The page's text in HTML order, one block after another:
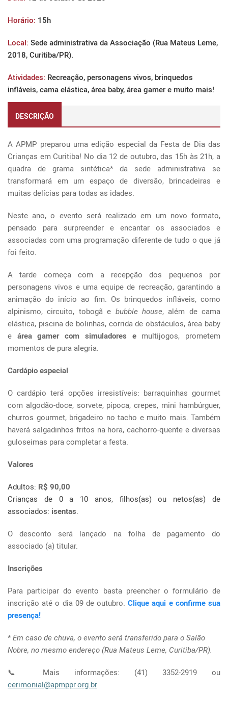
Horário: 15h
Local: Sede administrativa da Associação (Rua Mateus Leme,
2018, Curitiba/PR).
Atividades: Recreação, personagens vivos, brinquedos
infláveis, cama elástica, área baby, área gamer e muito mais!
DESCRIÇÃO
A APMP preparou uma edição especial da Festa de Dia das
Crianças em Curitiba! No dia 12 de outubro, das 15h às 21h, a
quadra de grama sintética* da sede administrativa se
transformará em um espaço de diversão, brincadeiras e
muitas delícias para todas as idades.
Neste ano, o evento será realizado em um novo formato,
pensado para surpreender e encantar os associados e
associadas com uma programação diferente de tudo o que já
foi feito.
A tarde começa com a recepção dos pequenos por
personagens vivos e uma equipe de recreação, garantindo a
animação do início ao fim. Os brinquedos infláveis, como
alpinismo, circuito, tobogã e bubble house, além de cama
elástica, piscina de bolinhas, corrida de obstáculos, área baby
e área gamer com simuladores e multijogos, prometem
momentos de pura alegria.
Cardápio especial
O cardápio terá opções irresistíveis: barraquinhas gourmet
com algodão-doce, sorvete, pipoca, crepes, mini hambúrguer,
churros gourmet, brigadeiro no tacho e muito mais. Também
haverá salgadinhos fritos na hora, cachorro-quente e diversas
guloseimas para completar a festa.
Valores
Adultos: R$ 90,00
Crianças de 0 a 10 anos, filhos(as) ou netos(as) de
associados: isentas.
O desconto será lançado na folha de pagamento do
associado (a) titular.
Inscrições
Para participar do evento basta preencher o formulário de
inscrição até o dia 09 de outubro.Clique aqui e confirme sua
presença!
* Em caso de chuva, o evento será transferido para o Salão
Nobre, no mesmo endereço (Rua Mateus Leme, Curitiba/PR).
📞 Mais informações: (41) 3352-2919 ou
cerimonial@apmppr.org.br